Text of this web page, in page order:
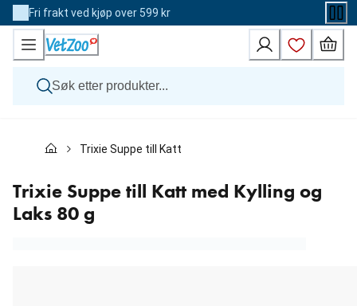
Skip
to
Content
Fri frakt ved kjøp over 599 kr
Katt
Andre dyr
Merker
Nyheter
Trixie Suppe till Katt med Kylling og Laks 80 g
Trixie Suppe till Katt med Kylling og
Laks 80 g